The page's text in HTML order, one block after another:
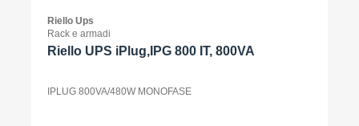
Riello Ups
Rack e armadi
Riello UPS iPlug,IPG 800 IT, 800VA
IPLUG 800VA/480W MONOFASE